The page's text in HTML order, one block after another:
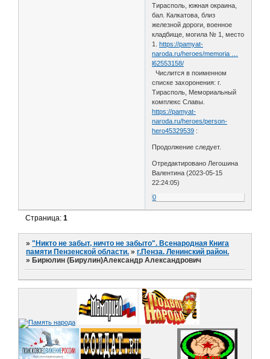
Тирасполь, южная окраина,
бал. Калкатова, близ
железной дороги, военное
кладбище, могила № 1, место
1.https://pamyat-
naroda.ru/heroes/memoria …
l62553158/
Числится в поименном
списке захоронения: г.
Тирасполь, Мемориальный
комплекс Славы.
https://pamyat-
naroda.ru/heroes/person-
hero45329539 :
Продолжение следует.
Отредактировано Легошина
Валентина (2023-05-15
22:24:05)
0
Страница:1
»"Никто не забыт, ничто не забыто". Всенародная Книга
памяти Пензенской области. »г.Пенза. Ленинский район.
» Бирюлин (Бирулин)Александр Александрович